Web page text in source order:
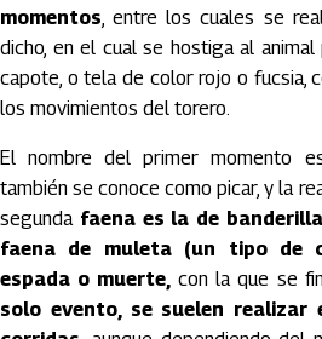
momentos, entre los cuales se
dicho, en el cual se hostiga al
capote, o tela de color rojo o fucsia,
los movimientos del torero.
El nombre del primer momento
también se conoce como picar, y la
segunda faena es la de
faena de muleta (un tipo de
espada o muerte, con la que se
solo evento, se suelen realizar